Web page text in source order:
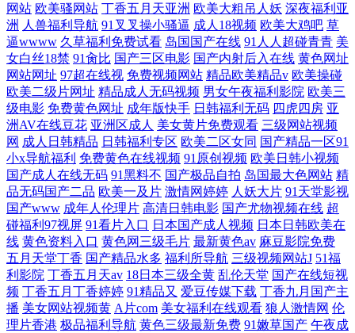
网站 欧美骚网站 丁香五月天亚洲 欧美大粗吊人妖 深夜福利亚
洲 人兽福利导航 91叉叉操小骚逼 成人18视频 欧美大鸡吧 草
逼wwww 久草福利免费试看 岛国国产在线 91人人超碰青青 美
女白丝18禁 91肏比 国产三区电影 国产内射后入在线 黄色网址
网站网址 97超在线视 免费视频网站 精品欧美精品v 欧美操碰
欧美二级片网址 精品成人无码视频 男女午夜福利影院 欧美三
级电影 免费黄色网址 成年版快手 日韩福利无码 四虎四房 亚
洲AV在线豆花 亚洲区成人 美女黄片免费观看 三级网站视频
网 成人日韩精品 日韩福利专区 欧美二区女同 国产精品一区91
小x导航福利 免费黄色在线视频 91原创视频 欧美日韩小视频
国产成人在线无码 91黑料不 国产极品自拍 岛国最大色网站 精
品无码国产二品 欧美一及片 激情网婷婷 人妖大片 91天堂影视
国产www 成年人伦理片 高清日韩电影 国产尤物视频在线 超
碰福利97视屏 91看片入口 日本国产成人视频 日本日韩欧美在
线 黄色资料入口 黄色网三级毛片 最新黄色av 麻豆影院免费
五月天堂丁香 国产精品水多 福利所导航 三级视频网站J 51福
利影院 丁香五月天av 18日本三级全黄 乱伦天堂 国产在线短视
频 丁香五月丁香婷婷 91精品又 爱豆传媒下载 丁香九月国产主
播 美女网站视频黄 A片com 美女福利在线观看 狼人激情网 伦
理片香港 极品福利导航 黄色三级最新免费 91嫩草国产 午夜成